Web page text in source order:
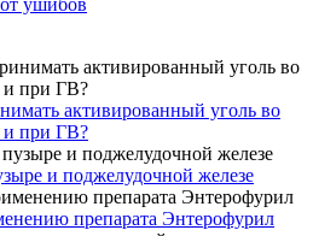
активированный уголь во
и при ГВ?
и поджелудочной железе
препарата Энтерофурил